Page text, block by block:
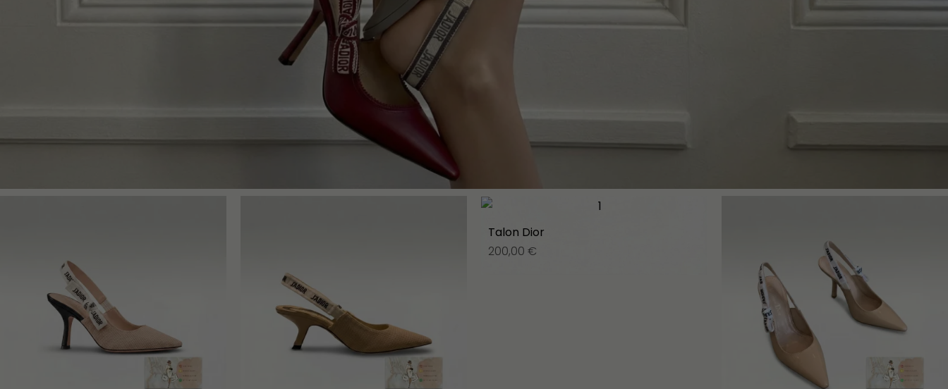
Talon Dior
200,00 €